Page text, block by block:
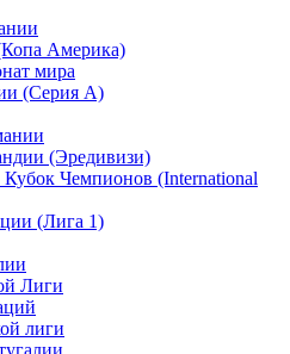
Америка)
мира
(Серия А)
(Эредивизи)
Чемпионов (International
(Лига 1)
Лиги
лиги